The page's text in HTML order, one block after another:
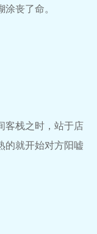
丧了命。
客栈之时，站于店
的就开始对方阳嘘